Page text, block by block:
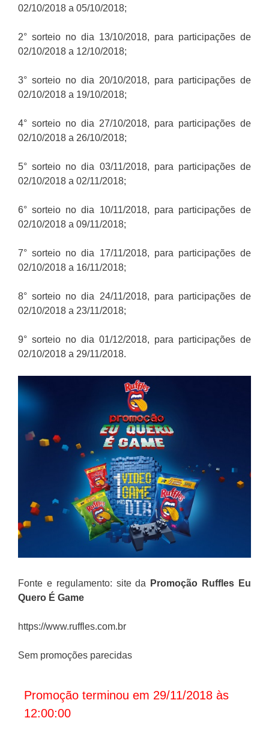
02/10/2018 a 05/10/2018;
2° sorteio no dia 13/10/2018, para participações de
02/10/2018 a 12/10/2018;
3° sorteio no dia 20/10/2018, para participações de
02/10/2018 a 19/10/2018;
4° sorteio no dia 27/10/2018, para participações de
02/10/2018 a 26/10/2018;
5° sorteio no dia 03/11/2018, para participações de
02/10/2018 a 02/11/2018;
6° sorteio no dia 10/11/2018, para participações de
02/10/2018 a 09/11/2018;
7° sorteio no dia 17/11/2018, para participações de
02/10/2018 a 16/11/2018;
8° sorteio no dia 24/11/2018, para participações de
02/10/2018 a 23/11/2018;
9° sorteio no dia 01/12/2018, para participações de
02/10/2018 a 29/11/2018.
Fonte e regulamento: site da
Promoção Ruffles Eu
Quero É Game
https://www.ruffles.com.br
Sem promoções parecidas
Promoção terminou em 29/11/2018 às
12:00:00